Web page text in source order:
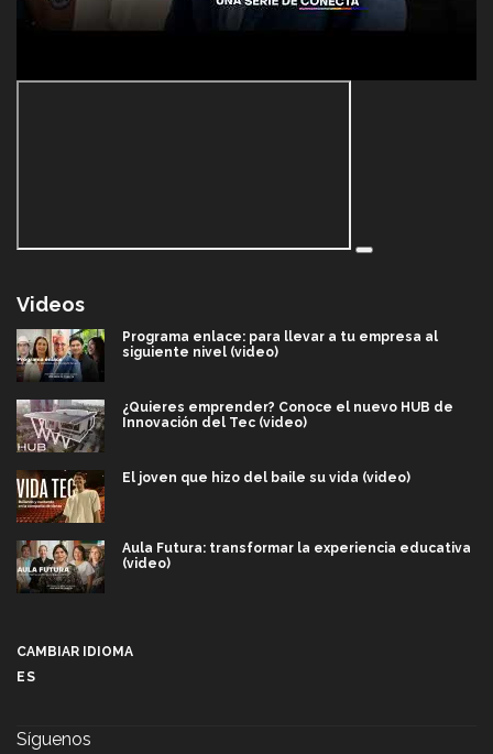
Videos
Programa enlace: para llevar a tu empresa al
siguiente nivel (video)
¿Quieres emprender? Conoce el nuevo HUB de
Innovación del Tec (video)
El joven que hizo del baile su vida (video)
Aula Futura: transformar la experiencia educativa
(video)
CAMBIAR IDIOMA
ES
Síguenos